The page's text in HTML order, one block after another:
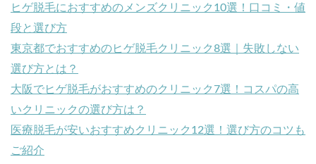
ヒゲ脱毛におすすめのメンズクリニック10選！口コミ・値
段と選び方
東京都でおすすめのヒゲ脱毛クリニック8選｜失敗しない
選び方とは？
大阪でヒゲ脱毛がおすすめのクリニック7選！コスパの高
いクリニックの選び方は？
医療脱毛が安いおすすめクリニック12選！選び方のコツも
ご紹介